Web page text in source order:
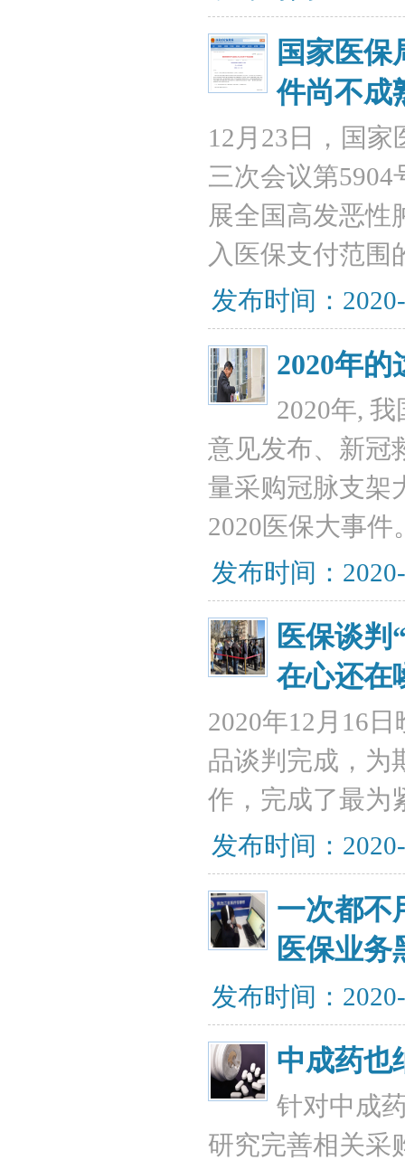
国家医
件尚不成
12月23日，国
三次会议第
展全国高发恶性
入医保支付范围
发布时间：
2020年
2020年,
意见发布、新冠
量采购冠脉支
2020医保大事件
发布时间：
医保谈判
在心还在
2020年12月16
品谈判完成，为
作，完成了最为
发布时间：
一次都不
医保业务
发布时间：
中成药也
针对中成
研究完善相关采